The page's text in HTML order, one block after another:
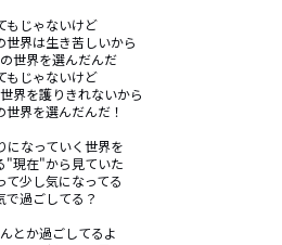
もじゃないけど
世界は生き苦しいから
世界を選んだんだ
もじゃないけど
界を護りきれないから
世界を選んだんだ！
になっていく世界を
"現在"から見ていた
て少し気になってる
で過ごしてる？
とか過ごしてるよ